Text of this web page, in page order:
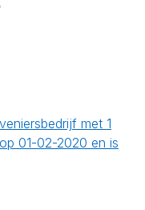
met 1
01-02-2020 en is